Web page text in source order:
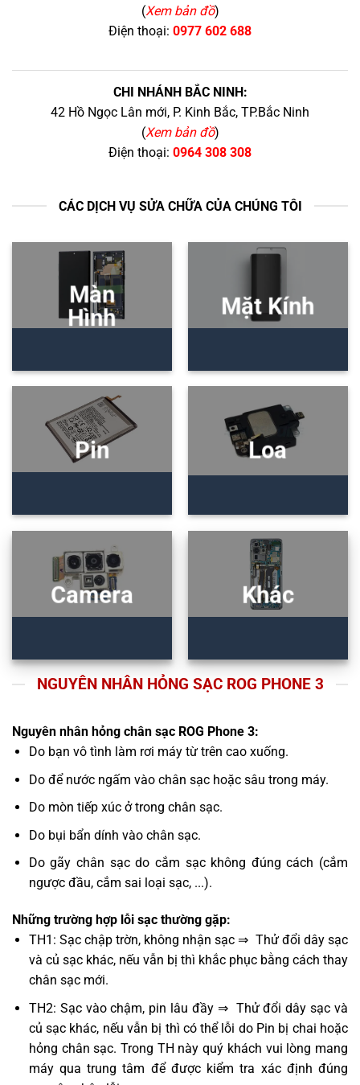
(Xem bản đồ)
Điện thoại: 0977 602 688
CHI NHÁNH BẮC NINH:
42 Hồ Ngọc Lân mới, P. Kinh Bắc, TP.Bắc Ninh
(Xem bản đồ)
Điện thoại: 0964 308 308
CÁC DỊCH VỤ SỬA CHỮA CỦA CHÚNG TÔI
Màn
Hình
Mặt Kính
Pin Loa
Camera Khác
NGUYÊN NHÂN HỎNG SẠC ROG PHONE 3
Nguyên nhân hỏng chân sạc ROG Phone 3:
Do bạn vô tình làm rơi máy từ trên cao xuống.
Do để nước ngấm vào chân sạc hoặc sâu trong máy.
Do mòn tiếp xúc ở trong chân sạc.
Do bụi bẩn dính vào chân sạc.
Do gãy chân sạc do cắm sạc không đúng cách (cắm
ngược đầu, cắm sai loại sạc, ...).
Những trường hợp lỗi sạc thường gặp:
TH1: Sạc chập trờn, không nhận sạc ⇒ Thử đổi dây sạc
và củ sạc khác, nếu vẫn bị thì khắc phục bằng cách thay
chân sạc mới.
TH2: Sạc vào chậm, pin lâu đầy ⇒ Thử đổi dây sạc và
củ sạc khác, nếu vẫn bị thì có thể lỗi do Pin bị chai hoặc
hỏng chân sạc. Trong TH này quý khách vui lòng mang
máy qua trung tâm để được kiểm tra xác định đúng